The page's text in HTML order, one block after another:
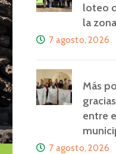
loteo
la
7 agosto, 2026
Más
entre
7 agosto, 2026